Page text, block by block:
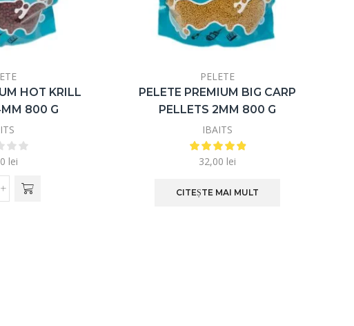
HOT KRILL
800 G
lei
PELETE
PELETE PREMIUM BIG CARP
PELLETS 2MM 800 G
IBAITS
32,00 lei
CITEȘTE MAI MULT